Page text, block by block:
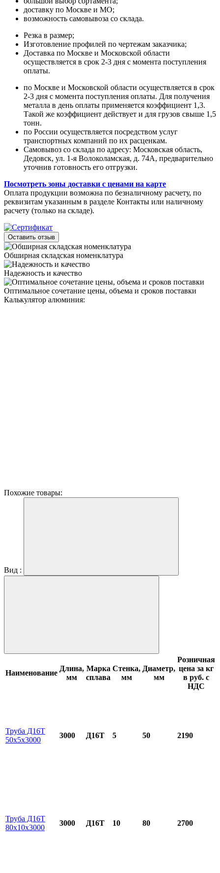
доставку по Москве и МО;
возможность самовывоза со склада.
Резка в размер;
Изготовление профилей по чертежам заказчика;
Доставка по Москве и Московской области
осуществляется в срок 2-3 дня с момента поступления
оплаты.
по Москве и Московской области осуществляется в срок
2-3 дня с момента поступления оплаты. Для получения
металла в день оплаты применяется коэффициент 1,3.
Такой же коэффициент действует и для грузов свыше 1,5
тонн.
по России осуществляется посредством услуг
транспортных компаний по их расценкам.
Самовывоз со склада по адресу: Московская область,
Дедовск, ул. 1-я Волоколамская, д. 74А, предварительно
уточнив готовность его отгрузки.
Посмотреть зоны доставки с ценами на карте
Оплата продукции возможна по безналичному расчету, по
реквизитам указанным в разделе Контакты или наличному
расчету (только на складе).
Оставить отзыв
Обширная складская номенклатура
Надежность и качество
Оптимальное сочетание цены, объема и сроков поставки
Калькулятор алюминия:
Похожие товары:
Вид :
Наименование
Длина,
мм
Марка
сплава
Стенка,
мм
Диаметр,
мм
Розничная
цена за кг
в руб. с
НДС
Труба Д16Т
50х5х3000
3000 Д16Т 5 50
2190
Труба Д16Т
80х10х3000
3000 Д16Т 10 80
2700